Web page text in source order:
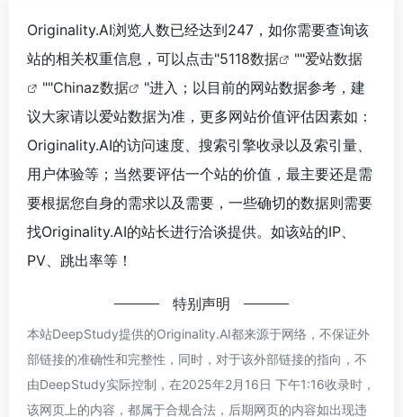
Originality.AI浏览人数已经达到247，如你需要查询该
站的相关权重信息，可以点击"5118数据 ""爱站数据
""Chinaz数据
"进入；以目前的网站数据参考，建
议大家请以爱站数据为准，更多网站价值评估因素如：
Originality.AI的访问速度、搜索引擎收录以及索引量、
用户体验等；当然要评估一个站的价值，最主要还是需
要根据您自身的需求以及需要，一些确切的数据则需要
找Originality.AI的站长进行洽谈提供。如该站的IP、
PV、跳出率等！
特别声明
本站DeepStudy提供的Originality.AI都来源于网络，不保证外
部链接的准确性和完整性，同时，对于该外部链接的指向，不
由DeepStudy实际控制，在2025年2月16日 下午1:16收录时，
该网页上的内容，都属于合规合法，后期网页的内容如出现违